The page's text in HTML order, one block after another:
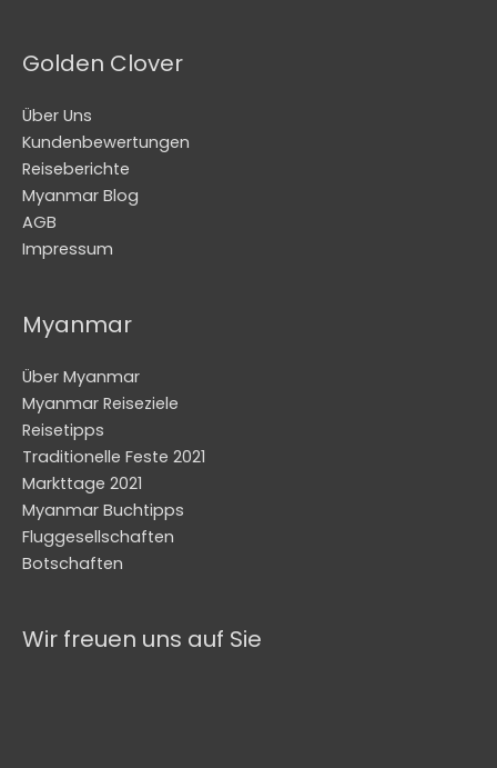
Golden Clover
Über Uns
Kundenbewertungen
Reiseberichte
Myanmar Blog
AGB
Impressum
Myanmar
Über Myanmar
Myanmar Reiseziele
Reisetipps
Traditionelle Feste 2021
Markttage 2021
Myanmar Buchtipps
Fluggesellschaften
Botschaften
Wir freuen uns auf Sie